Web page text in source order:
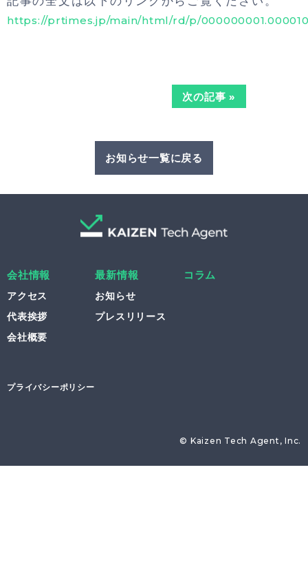
https://prtimes.jp/main/html/rd/p/
次の記事 »
お知らせ一覧に戻る
会社情報
アクセス
代表挨拶
会社概要
最新情報
お知らせ
プレスリリース
コラム
プライバシーポリシー
© Kaizen Tech Agent, Inc.